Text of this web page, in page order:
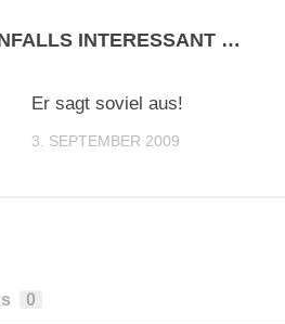
INTERESSANT …
Er sagt soviel aus!
3. SEPTEMBER 2009
0